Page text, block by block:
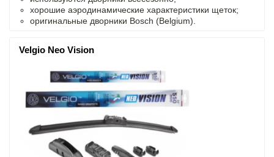
хорошие аэродинамические характеристики щеток;
оригинальные дворники Bosch (Belgium).
Velgio Neo Vision